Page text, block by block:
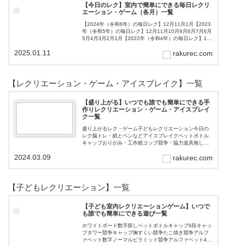
【今日のレク】室内で簡単にできる毎日レクリ
エーション・ゲーム（各月）一覧
【2024年（令和6年）の毎日レク】12月11月1月【2023
年（令和5年）の毎日レク】12月11月10月9月8月7月6月
5月4月3月2月1月【2022年（令和4年）の毎日レク】12
rakurec.com
2025.01.11
【レクリエーション・ゲーム・アイスブレイク】一覧
【盛り上がる】いつでも誰でも簡単にできる手
作りレクリエーション・ゲーム・アイスブレイ
ク一覧
盛り上がるレク・ゲーム子どもレクリエーション今日の
レク脳トレ・紙とペンなどアイスブレイクペットボトル
キャップおりがみ・工作紙コップ競争・協力道具無し・
ロおはじき体操スライム脳トレ無料素材Yo…rakurec.com
2024.03.09
【子どもレクリエーション】一覧
【子ども室内レクリエーションゲーム】いつで
も誰でも簡単にできる遊び一覧
ホワイトボード数字探しペットボトルキャップ6段キャッ
プタワー競争キャップ掬すくい競争たこ焼き競争アルフ
ァベット数字ノーマルピラミッド競争アルファベット4段